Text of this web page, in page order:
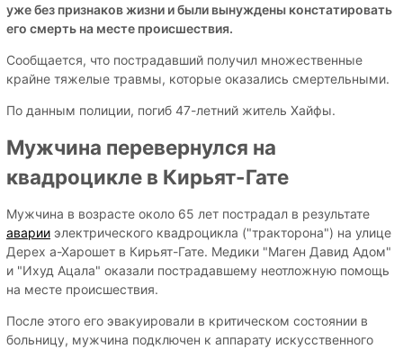
уже без признаков жизни и были вынуждены констатировать
его смерть на месте происшествия.
Сообщается, что пострадавший получил множественные
крайне тяжелые травмы, которые оказались смертельными.
По данным полиции, погиб 47-летний житель Хайфы.
Мужчина перевернулся на
квадроцикле в Кирьят-Гате
Мужчина в возрасте около 65 лет пострадал в результате
аварии электрического квадроцикла ("тракторона") на улице
Дерех а-Харошет в Кирьят-Гате. Медики "Маген Давид Адом"
и "Ихуд Ацала" оказали пострадавшему неотложную помощь
на месте происшествия.
После этого его эвакуировали в критическом состоянии в
больницу, мужчина подключен к аппарату искусственного